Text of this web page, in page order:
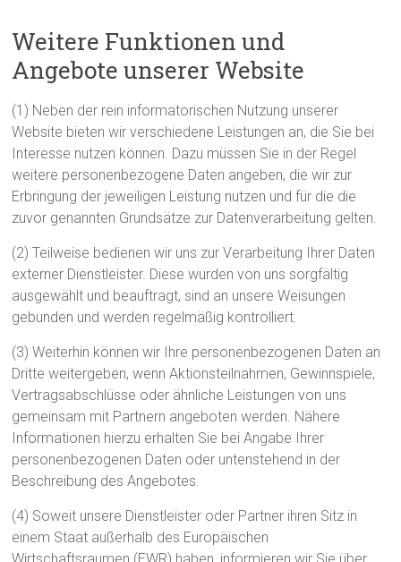
Weitere Funktionen und
Angebote unserer Website
(1) Neben der rein informatorischen Nutzung unserer
Website bieten wir verschiedene Leistungen an, die Sie bei
Interesse nutzen können. Dazu müssen Sie in der Regel
weitere personenbezogene Daten angeben, die wir zur
Erbringung der jeweiligen Leistung nutzen und für die die
zuvor genannten Grundsätze zur Datenverarbeitung gelten.
(2) Teilweise bedienen wir uns zur Verarbeitung Ihrer Daten
externer Dienstleister. Diese wurden von uns sorgfältig
ausgewählt und beauftragt, sind an unsere Weisungen
gebunden und werden regelmäßig kontrolliert.
(3) Weiterhin können wir Ihre personenbezogenen Daten an
Dritte weitergeben, wenn Aktionsteilnahmen, Gewinnspiele,
Vertragsabschlüsse oder ähnliche Leistungen von uns
gemeinsam mit Partnern angeboten werden. Nähere
Informationen hierzu erhalten Sie bei Angabe Ihrer
personenbezogenen Daten oder untenstehend in der
Beschreibung des Angebotes.
(4) Soweit unsere Dienstleister oder Partner ihren Sitz in
einem Staat außerhalb des Europäischen